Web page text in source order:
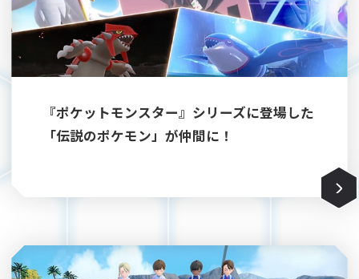
『ポケットモンスター』シリーズに登場した
「伝説のポケモン」が仲間に！